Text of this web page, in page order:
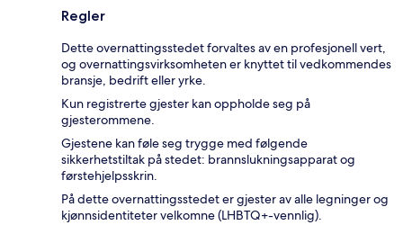
Regler
Dette overnattingsstedet forvaltes av en profesjonell vert,
og overnattingsvirksomheten er knyttet til vedkommendes
bransje, bedrift eller yrke.
Kun registrerte gjester kan oppholde seg på
gjesterommene.
Gjestene kan føle seg trygge med følgende
sikkerhetstiltak på stedet: brannslukningsapparat og
førstehjelpsskrin.
På dette overnattingsstedet er gjester av alle legninger og
kjønnsidentiteter velkomne (LHBTQ+-vennlig).